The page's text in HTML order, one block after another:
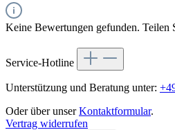
Keine Bewertungen gefunden. Teilen
Service-Hotline
Unterstützung und Beratung unter:
Oder über unserKontaktformular.
Vertrag widerrufen